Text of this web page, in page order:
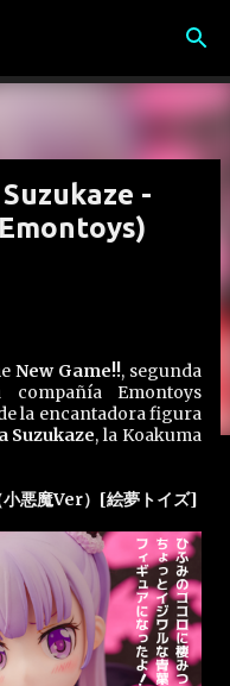
-
New Game!!, segunda
Emontoys
la encantadora figura
Suzukaze, la Koakuma
悪魔Ver）[絵夢トイズ]